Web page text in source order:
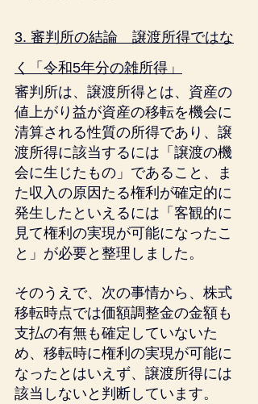
3. 審判所の結論　譲渡所得ではな
く「令和5年分の雑所得」
審判所は、譲渡所得とは、資産の
値上がり益が資産の移転を機会に
清算される性質の所得であり、譲
渡所得に該当するには「譲渡の機
会に生じたもの」であること、ま
た収入の原因たる権利が確定的に
発生したといえるには「客観的に
見て権利の実現が可能になったこ
と」が必要と整理しました。
そのうえで、次の事情から、株式
移転時点では価額調整金の金額も
支払の有無も確定していないた
め、移転時に権利の実現が可能に
なったとはいえず、譲渡所得には
該当しないと判断しています。